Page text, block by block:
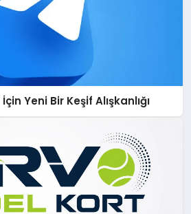
Yeni Bir Keşif Alışkanlığı